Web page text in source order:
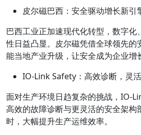
皮尔磁巴西：安全驱动增长新引
巴西工业正加速现代化转型，数字化
性日益凸显。皮尔磁凭借全球领先的
能当地产业升级，让安全成为企业增
IO-Link Safety：高效诊断，灵
面对生产环境日趋复杂的挑战，IO-
高效的故障诊断与更灵活的安全架构
时，大幅提升生产运维效率。